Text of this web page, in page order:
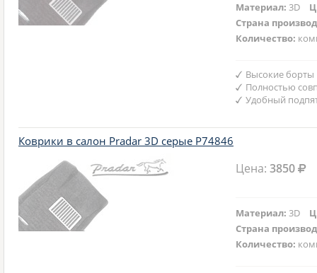
Материал:3D
Страна
Количество:
Высокие борты
Полностью
Удобный
Коврики в салон Pradar 3D серые P74846
Цена:3850
Материал:3D
Страна
Количество: